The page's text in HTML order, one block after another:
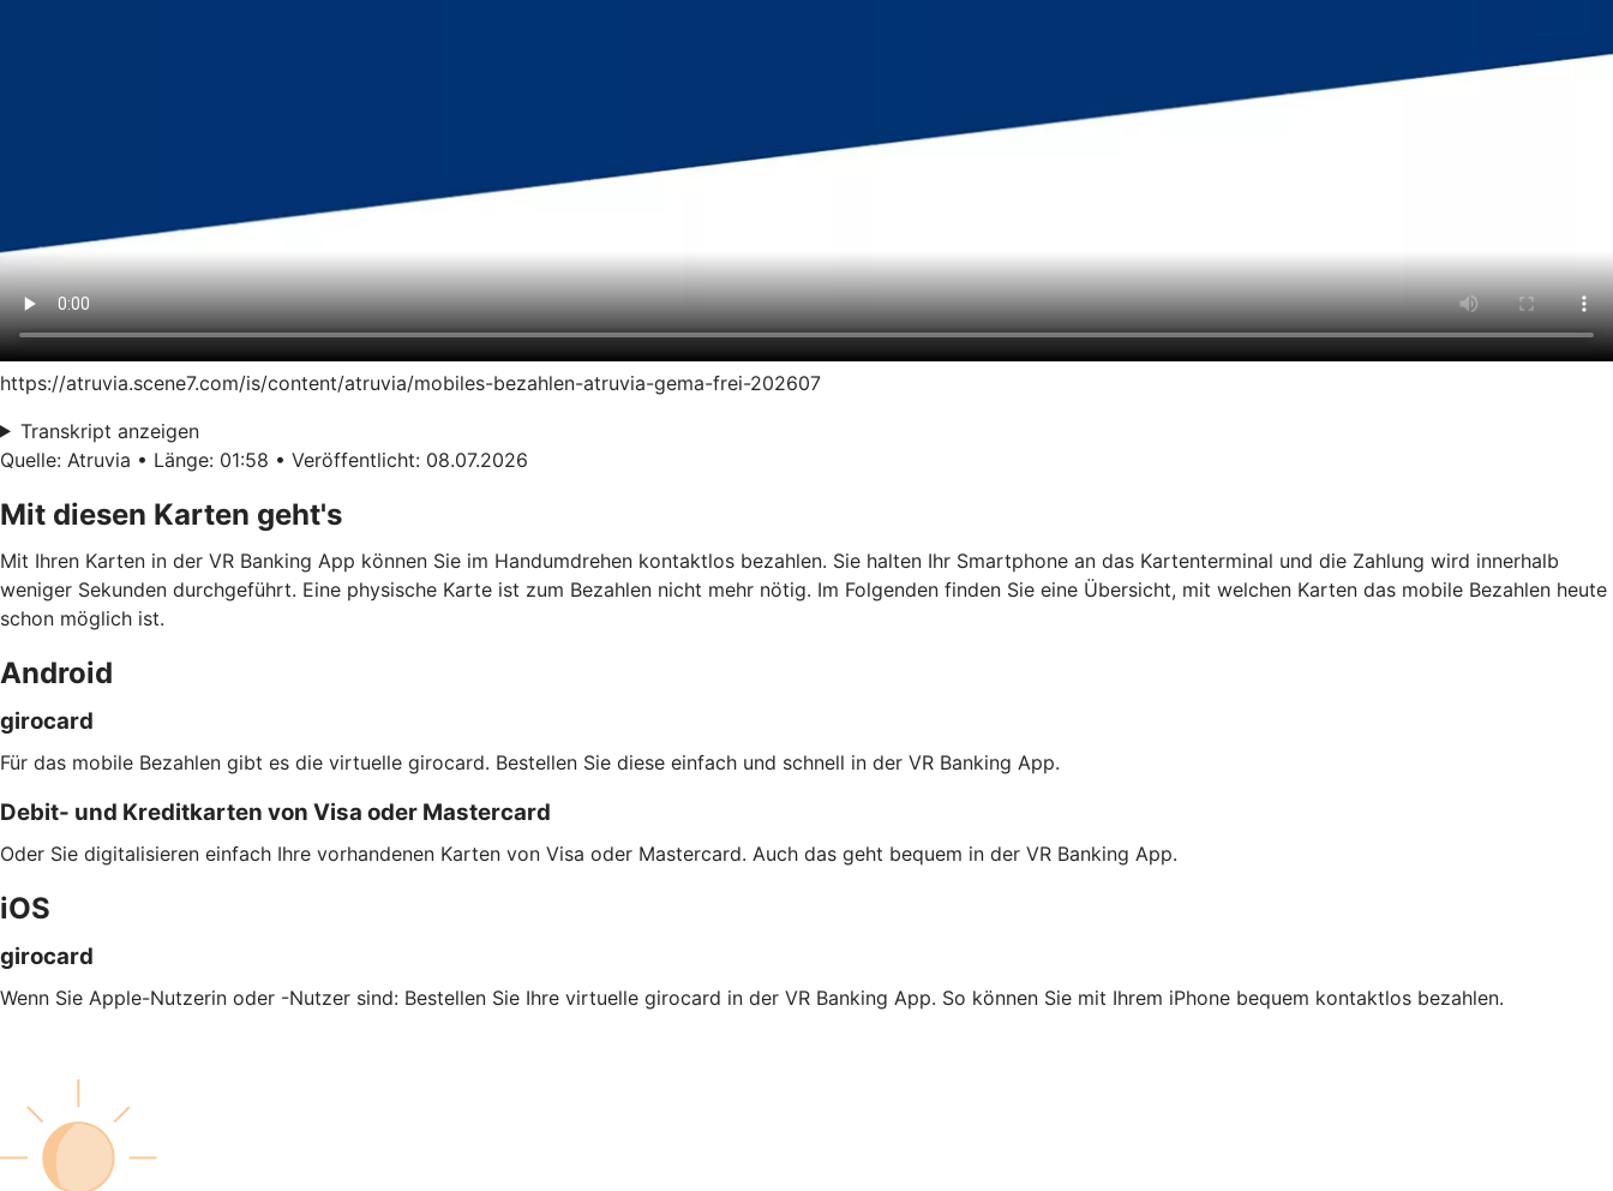
https://atruvia.scene7.com/is/content/atruvia/mobiles-bezahlen-atruvia-gema-frei-202607
Transkript anzeigen
Quelle: Atruvia • Länge: 01:58 • Veröffentlicht: 08.07.2026
Mit diesen Karten geht's
Mit Ihren Karten in der VR Banking App können Sie im Handumdrehen kontaktlos bezahlen. Sie halten Ihr Smartphone an das Kartenterminal und die Zahlung wird innerhalb
weniger Sekunden durchgeführt. Eine physische Karte ist zum Bezahlen nicht mehr nötig. Im Folgenden finden Sie eine Übersicht, mit welchen Karten das mobile Bezahlen heute
schon möglich ist.
Android
girocard
Für das mobile Bezahlen gibt es die virtuelle girocard. Bestellen Sie diese einfach und schnell in der VR Banking App.
Debit- und Kreditkarten von Visa oder Mastercard
Oder Sie digitalisieren einfach Ihre vorhandenen Karten von Visa oder Mastercard. Auch das geht bequem in der VR Banking App.
iOS
girocard
Wenn Sie Apple-Nutzerin oder -Nutzer sind: Bestellen Sie Ihre virtuelle girocard in der VR Banking App. So können Sie mit Ihrem iPhone bequem kontaktlos bezahlen.